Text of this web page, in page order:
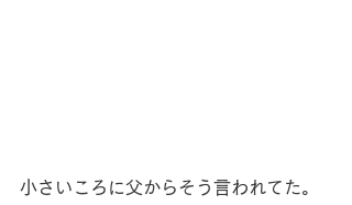
小さいころに父からそう言われてた。